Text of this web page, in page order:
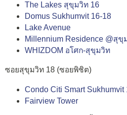
The Lakes สุขุมวิท 16
Domus Sukhumvit 16-18
Lake Avenue
Millennium Residence @สุขุ
WHIZDOM อโศก-สุขุมวิท
ซอยสุขุมวิท 18 (ซอยพิชิต)
Condo Citi Smart Sukhumvit
Fairview Tower